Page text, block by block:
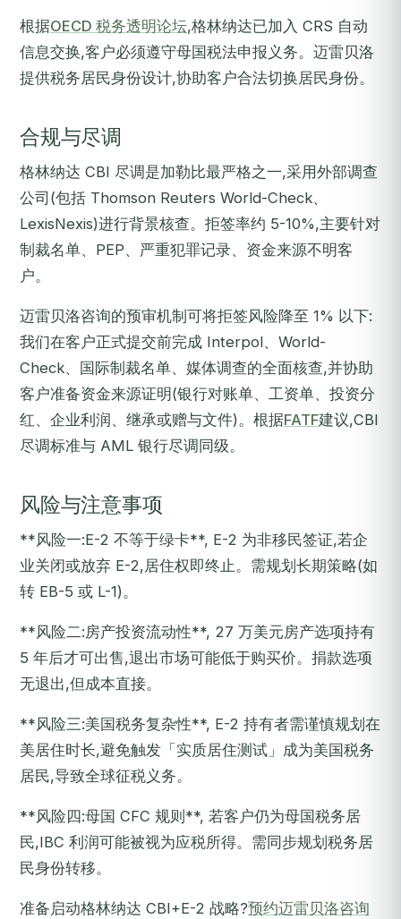
根据OECD 税务透明论坛,格林纳达已加入 CRS 自动
信息交换,客户必须遵守母国税法申报义务。迈雷贝洛
提供税务居民身份设计,协助客户合法切换居民身份。
合规与尽调
格林纳达 CBI 尽调是加勒比最严格之一,采用外部调查
公司(包括 Thomson Reuters World-Check、
LexisNexis)进行背景核查。拒签率约 5-10%,主要针对
制裁名单、PEP、严重犯罪记录、资金来源不明客
户。
迈雷贝洛咨询的预审机制可将拒签风险降至 1% 以下:
我们在客户正式提交前完成 Interpol、World-
Check、国际制裁名单、媒体调查的全面核查,并协助
客户准备资金来源证明(银行对账单、工资单、投资分
红、企业利润、继承或赠与文件)。根据FATF建议,CBI
尽调标准与 AML 银行尽调同级。
风险与注意事项
**风险一:E-2 不等于绿卡**, E-2 为非移民签证,若企
业关闭或放弃 E-2,居住权即终止。需规划长期策略(如
转 EB-5 或 L-1)。
**风险二:房产投资流动性**, 27 万美元房产选项持有
5 年后才可出售,退出市场可能低于购买价。捐款选项
无退出,但成本直接。
**风险三:美国税务复杂性**, E-2 持有者需谨慎规划在
美居住时长,避免触发「实质居住测试」成为美国税务
居民,导致全球征税义务。
**风险四:母国 CFC 规则**, 若客户仍为母国税务居
民,IBC 利润可能被视为应税所得。需同步规划税务居
民身份转移。
准备启动格林纳达 CBI+E-2 战略?预约迈雷贝洛咨询